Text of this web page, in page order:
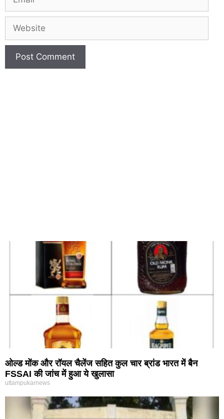
ओल्ड मोंक और रॉयल चैलेंज सहित कुल चार ब्रांड भारत में बैन
FSSAI की जांच में हुआ ये खुलासा
uttampukarnews